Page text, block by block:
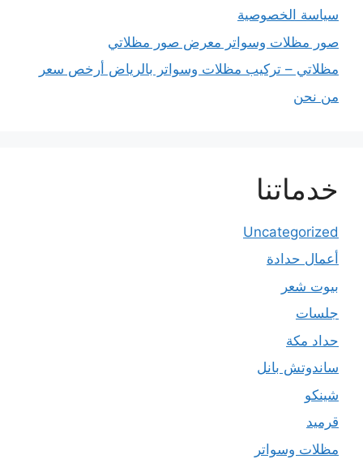
سياسة الخصوصية
صور مظلات وسواتر معرض صور مظلاتي
مظلاتي – تركيب مظلات وسواتر بالرياض أرخص سعر
من نحن
خدماتنا
Uncategorized
أعمال حدادة
بيوت شعر
جلسات
حداد مكة
ساندوتش بانل
شينكو
قرميد
مظلات وسواتر